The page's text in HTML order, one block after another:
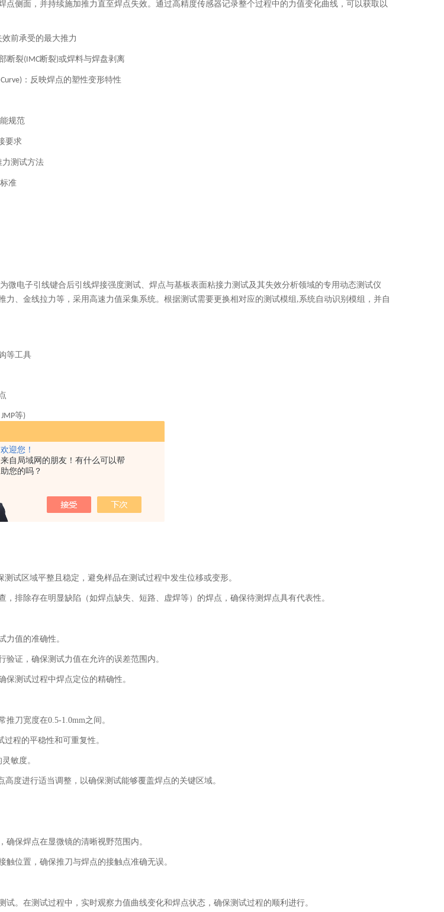
欢迎您！
来自局域网的朋友！有什么可以帮
助您的吗？
点侧面，并持续施加推力直至焊点失效。通过高精度传感器记录整个过程中的力值变化曲线，可以获取以
效前承受的最大推力
断裂(IMC断裂)或焊料与焊盘剥离
：反映焊点的塑性变形特性
规范
要求
力测试方法
准
微电子引线键合后引线焊接强度测试、焊点与基板表面粘接力测试及其失效分析领域的专用动态测试仪
力、金线拉力等，采用高速力值采集系统。根据测试需要更换相对应的测试模组 ,系统自动识别模组，并自
等工具
JMP等)
试区域平整且稳定，避免样品在测试过程中发生位移或变形。
，排除存在明显缺陷（如焊点缺失、短路、虚焊等）的焊点，确保待测焊点具有代表性。
力值的准确性。
验证，确保测试力值在允许的误差范围内。
测试过程中焊点定位的精确性。
推刀宽度在0.5-1.0mm之间。
过程的平稳性和可重复性。
敏度。
高度进行适当调整，以确保测试能够覆盖焊点的关键区域。
保焊点在显微镜的清晰视野范围内。
触位置，确保推刀与焊点的接触点准确无误。
试。在测试过程中，实时观察力值曲线变化和焊点状态，确保测试过程的顺利进行。